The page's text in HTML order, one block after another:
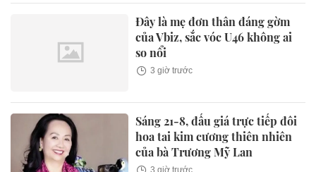
Đây là mẹ đơn thân đáng gờm
của Vbiz, sắc vóc U46 không ai
so nổi
3 giờ trước
Sáng 21-8, đấu giá trực tiếp đôi
hoa tai kim cương thiên nhiên
của bà Trương Mỹ Lan
3 giờ trước